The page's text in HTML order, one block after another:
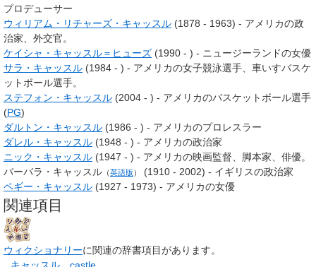
プロデューサー
ウィリアム・リチャーズ・キャッスル (1878 - 1963) - アメリカの政
治家、外交官。
ケイシャ・キャッスル＝ヒューズ (1990 - ) - ニュージーランドの女優
サラ・キャッスル (1984 - ) - アメリカの女子競泳選手、車いすバスケ
ットボール選手。
ステフォン・キャッスル (2004 - ) - アメリカのバスケットボール選手
(PG)
ダルトン・キャッスル (1986 - ) - アメリカのプロレスラー
ダレル・キャッスル (1948 - ) - アメリカの政治家
ニック・キャッスル (1947 - ) - アメリカの映画監督、脚本家、俳優。
バーバラ・キャッスル （英語版 ）
(1910 - 2002) - イギリスの政治家
ペギー・キャッスル (1927 - 1973) - アメリカの女優
関連項目
ウィクショナリーに関連の辞書項目があります。
キャッスル
castle